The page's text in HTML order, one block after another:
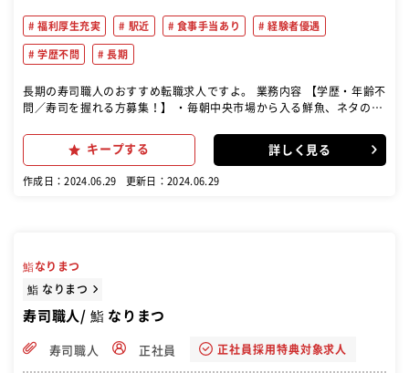
福利厚生充実 駅近 食事手当あり 経験者優遇
学歴不問 長期
長期の寿司職人のおすすめ転職求人ですよ。 業務内容 【学歴・年齢不
問／寿司を握れる方募集！】 ・毎朝中央市場から入る鮮魚、ネタの仕
キープする 詳しく見る
作成日：2024.06.29 更新日：2024.06.29
鮨なりまつ
鮨 なりまつ
寿司職人/ 鮨 なりまつ
寿司職人 正社員 正社員採用特典対象求人